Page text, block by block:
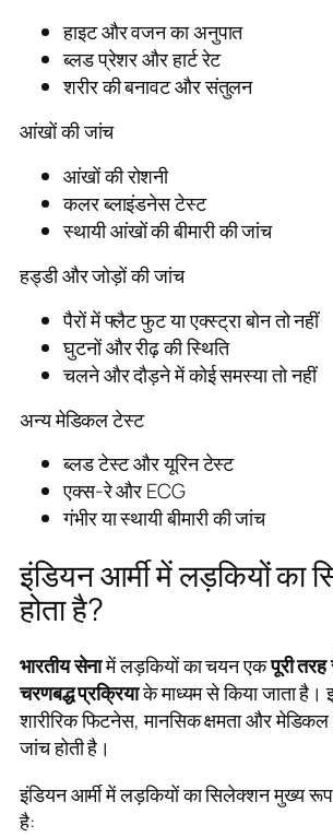
हाइट और वजन का अनुपात
ब्लड प्रेशर और हार्ट रेट
शरीर की बनावट और संतुलन
आंखों की जांच
आंखों की रोशनी
कलर ब्लाइंडनेस टेस्ट
स्थायी आंखों की बीमारी की जांच
हड्डी और जोड़ों की जांच
पैरों में फ्लैट फुट या एक्स्ट्रा बोन तो नहीं
घुटनों और रीढ़ की स्थिति
चलने और दौड़ने में कोई समस्या तो नहीं
अन्य मेडिकल टेस्ट
ब्लड टेस्ट और यूरिन टेस्ट
एक्स-रे और ECG
गंभीर या स्थायी बीमारी की जांच
इंडियन आर्मी में लड़कियों
होता है?
भारतीय सेनामें लड़कियों का चयन एकपूरी
चरणबद्ध प्रक्रियाके माध्यम से किया जाता है।
शारीरिक फिटनेस, मानसिक क्षमता और
जांच होती है।
इंडियन आर्मी में लड़कियों का सिलेक्शन मुख्य
है: